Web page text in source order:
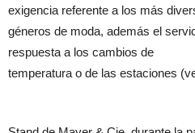
exigencia referente a los más
géneros de moda, además el
respuesta a los cambios de
temperatura o de las estaciones